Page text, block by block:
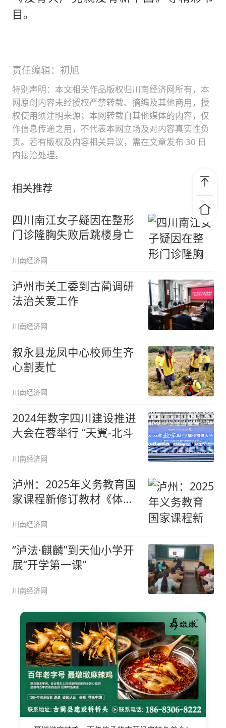
目。
责任编辑：初旭
特别声明：本文相关作品版权归川南经济网所有，本
网原创内容未经授权严禁转载、摘编及其他商用，授
权使用须注明来源；本网转载自其他媒体的内容，仅
作信息传递之用，不代表本网立场及对内容真实性负
责。若有版权及内容相关异议，需在文章发布 30 日
内接洽处理。
相关推荐
四川南江女子疑因在整形
门诊隆胸失败后跳楼身亡
川南经济网
泸州市关工委到古蔺调研
法治关爱工作
川南经济网
叙永县龙凤中心校师生齐
心割麦忙
川南经济网
2024年数字四川建设推进
大会在蓉举行 “天翼-北斗
川南经济网
泸州：2025年义务教育国
家课程新修订教材《体育
川南经济网
“泸法·麒麟”到天仙小学开
展“开学第一课”
川南经济网